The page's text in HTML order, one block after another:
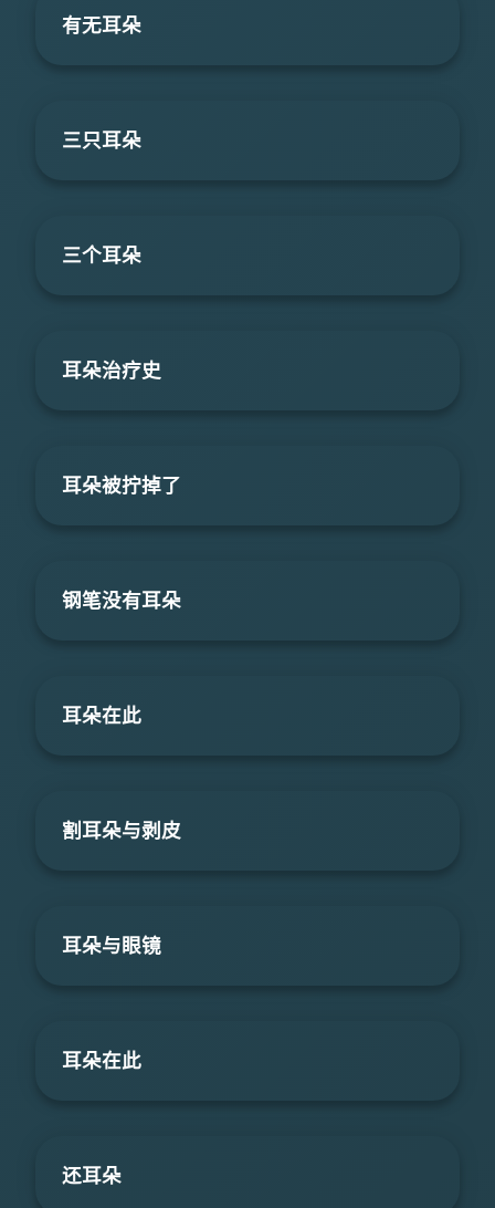
有无耳朵
三只耳朵
三个耳朵
耳朵治疗史
耳朵被拧掉了
钢笔没有耳朵
耳朵在此
割耳朵与剥皮
耳朵与眼镜
耳朵在此
还耳朵